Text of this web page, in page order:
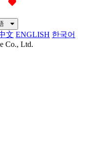
文 ENGLISH 한국어
Co., Ltd.